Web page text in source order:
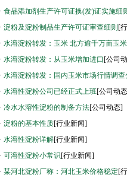
· 食品添加剂生产许可证换(发)证实施细
· 淀粉及淀粉制品生产许可证审查细则 [
· 水溶淀粉转发：玉米 北方逾千万亩玉
· 水溶淀粉转发：从玉米增加进口 [公司
· 水溶淀粉转发：国内玉米市场行情调查
· 水溶性淀粉公司已经正式上班[公司动
· 冷水水溶性淀粉的制备方法[公司动态]
· 淀粉的基本性质[行业新闻]
· 水溶性淀粉详解[行业新闻]
· 可溶性淀粉小常识[行业新闻]
· 某河北淀粉厂称：河北玉米价格稳定[